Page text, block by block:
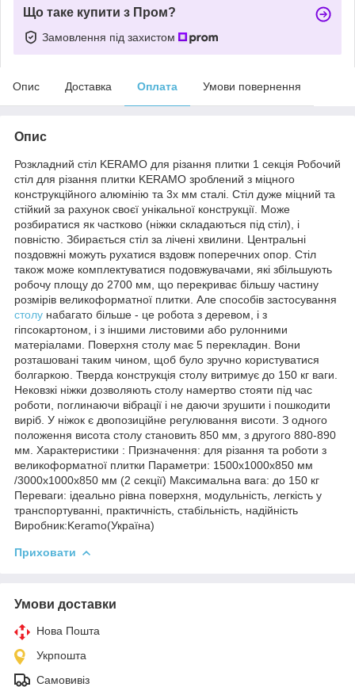
Що таке купити з Пром?
Замовлення під захистом
Опис Доставка Оплата Умови повернення
Опис
Розкладний стіл KERAMO для різання плитки 1 секція Робочий
стіл для різання плитки KERAMO зроблений з міцного
конструкційного алюмінію та 3х мм сталі. Стіл дуже міцний та
стійкий за рахунок своєї унікальної конструкції. Може
розбиратися як частково (ніжки складаються під стіл), і
повністю. Збирається стіл за лічені хвилини. Центральні
поздовжні можуть рухатися вздовж поперечних опор. Стіл
також може комплектуватися подовжувачами, які збільшують
робочу площу до 2700 мм, що перекриває більшу частину
розмірів великоформатної плитки. Але способів застосування
столу набагато більше - це робота з деревом, і з
гіпсокартоном, і з іншими листовими або рулонними
матеріалами. Поверхня столу має 5 перекладин. Вони
розташовані таким чином, щоб було зручно користуватися
болгаркою. Тверда конструкція столу витримує до 150 кг ваги.
Нековзкі ніжки дозволяють столу намертво стояти під час
роботи, поглинаючи вібрації і не даючи зрушити і пошкодити
виріб. У ніжок є двопозиційне регулювання висоти. З одного
положення висота столу становить 850 мм, з другого 880-890
мм. Характеристики : Призначення: для різання та роботи з
великоформатної плитки Параметри: 1500х1000х850 мм
/3000х1000х850 мм (2 секції) Максимальна вага: до 150 кг
Переваги: ідеально рівна поверхня, модульність, легкість у
транспортуванні, практичність, стабільність, надійність
Виробник:Keramo(Україна)
Приховати
Умови доставки
Нова Пошта
Укрпошта
Самовивіз